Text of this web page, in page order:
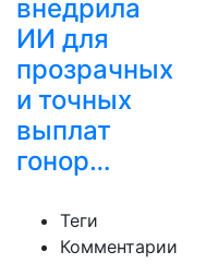
внедрила
ИИ для
прозрачных
и точных
выплат
гонор…
Теги
Комментарии